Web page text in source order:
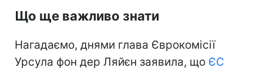
Що ще важливо знати
Нагадаємо, днями глава Єврокомісії
Урсула фон дер Ляйєн заявила, що ЄС